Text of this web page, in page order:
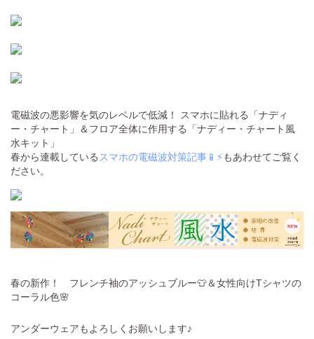
電磁波の悪影響を気のレベルで低減！ スマホに貼れる「ナディ
ー・チャート」＆フロア全体に作用する「ナディー・チャート風
水キット」
春から連載しているスマホの電磁波対策記事📱⚡️もあわせてご覧く
ださい。
春の新作！ フレンチ袖のアッシュブルー👕＆女性向けTシャツの
コーラル色🌸
アンダーウェアもよろしくお願いします♪